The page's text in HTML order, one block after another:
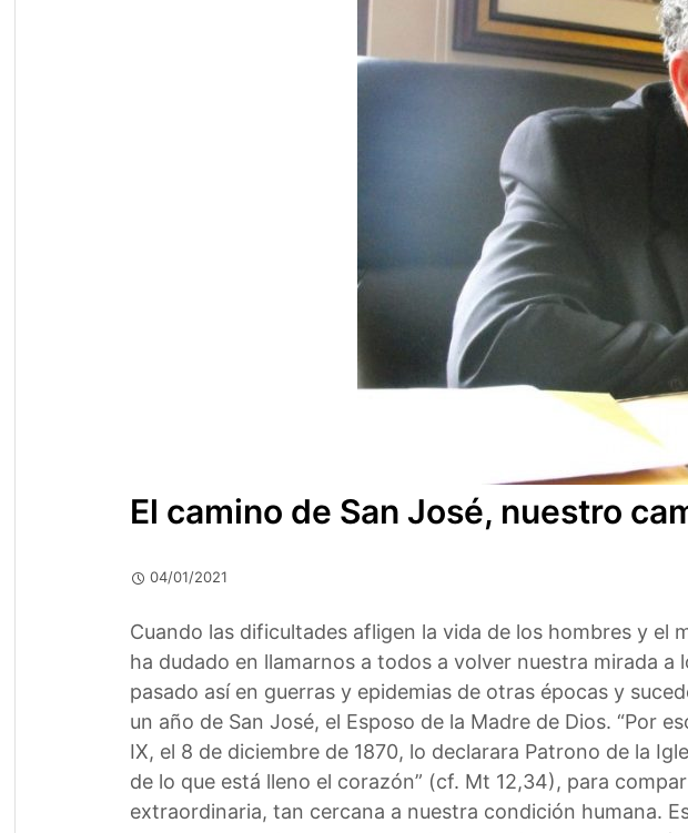
El camino de San José, nuestro
04/01/2021
Cuando las dificultades afligen la vida de los hombres y
ha dudado en llamarnos a todos a volver nuestra mirada a
pasado así en guerras y epidemias de otras épocas y
un año de San José, el Esposo de la Madre de Dios. “Por
IX, el 8 de diciembre de 1870, lo declarara Patrono de la
de lo que está lleno el corazón” (cf. Mt 12,34), para
extraordinaria, tan cercana a nuestra condición humana.